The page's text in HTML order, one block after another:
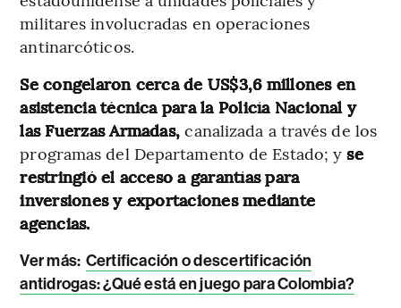
militares involucradas en operaciones
antinarcóticos.
Se congelaron cerca de US$3,6 millones en
asistencia técnica para la Policía Nacional y
las Fuerzas Armadas,canalizada a través de los
programas del Departamento de Estado; yse
restringió el acceso a garantías para
inversiones y exportaciones mediante
agencias.
Ver más: Certificación o descertificación
antidrogas: ¿Qué está en juego para Colombia?